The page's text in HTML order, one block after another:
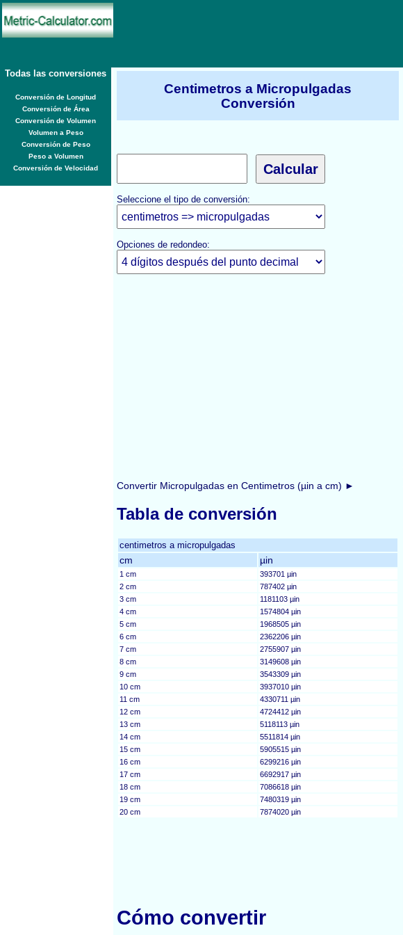
Todas las conversiones
Conversión de Longitud
Conversión de Área
Conversión de Volumen
Volumen a Peso
Conversión de Peso
Peso a Volumen
Conversión de Velocidad
Centimetros a Micropulgadas
Conversión
Seleccione el tipo de conversión:
Opciones de redondeo:
Convertir Micropulgadas en Centimetros (µin a cm) ►
Tabla de conversión
centimetros a micropulgadas
cm µin
1 cm
393701 µin
2 cm
787402 µin
3 cm
1181103 µin
4 cm
1574804 µin
5 cm
1968505 µin
6 cm
2362206 µin
7 cm
2755907 µin
8 cm
3149608 µin
9 cm
3543309 µin
10 cm
3937010 µin
11 cm
4330711 µin
12 cm
4724412 µin
13 cm
5118113 µin
14 cm
5511814 µin
15 cm
5905515 µin
16 cm
6299216 µin
17 cm
6692917 µin
18 cm
7086618 µin
19 cm
7480319 µin
20 cm
7874020 µin
Cómo convertir